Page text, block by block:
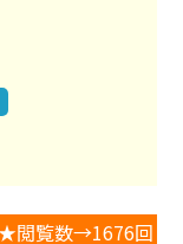
★閲覧数→1676回